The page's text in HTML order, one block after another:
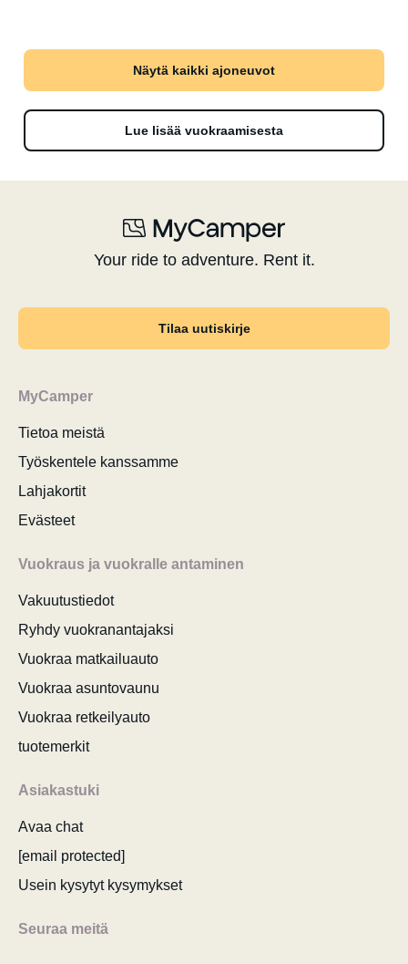
Näytä kaikki ajoneuvot
Lue lisää vuokraamisesta
Your ride to adventure. Rent it.
Tilaa uutiskirje
MyCamper
Tietoa meistä
Työskentele kanssamme
Lahjakortit
Evästeet
Vuokraus ja vuokralle antaminen
Vakuutustiedot
Ryhdy vuokranantajaksi
Vuokraa matkailuauto
Vuokraa asuntovaunu
Vuokraa retkeilyauto
tuotemerkit
Asiakastuki
Avaa chat
[email protected]
Usein kysytyt kysymykset
Seuraa meitä